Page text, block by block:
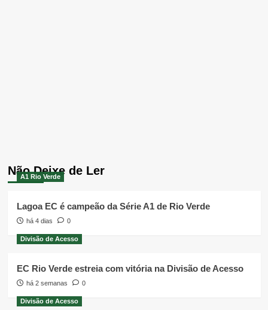
Não Deixe de Ler
A1 Rio Verde
Lagoa EC é campeão da Série A1 de Rio Verde
há 4 dias 0
Divisão de Acesso
EC Rio Verde estreia com vitória na Divisão de Acesso
há 2 semanas 0
Divisão de Acesso